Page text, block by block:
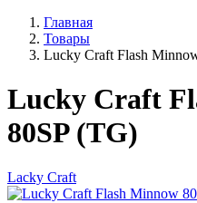
Главная
Товары
Lucky Craft Flash
Lucky Craft
80SP (TG)
Lacky Craft